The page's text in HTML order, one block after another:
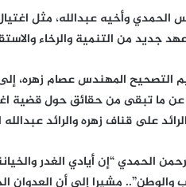
الحمدي وأخيه عبدالله، مثل
عهد جديد من التنمية والرخاء
التصحيح المهندس عصام زهره،
ما تبقى من حقائق حول قضية
على قناف زهره والرائد
الحمدي “إن أيادي الغدر
مشيرا إلى أن العدوان